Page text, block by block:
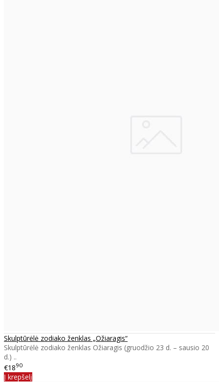
Skulptūrėlė zodiako ženklas „Ožiaragis“
Skulptūrėlė zodiako ženklas Ožiaragis (gruodžio 23 d. – sausio 20
d.) ..
€1890
Į krepšelį